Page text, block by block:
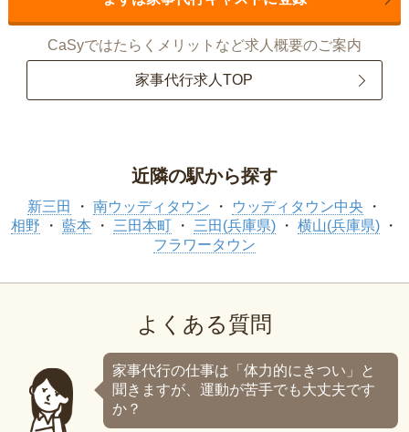
CaSyではたらくメリットなど求人概要のご案内
家事代行求人TOP
近隣の駅から探す
新三田 南ウッディタウン
ウッディタウン中央
相野
藍本 三田本町 三田(兵庫県)
横山(兵庫県)
フラワータウン
よくある質問
家事代行の仕事は「体力的にきつい」と
聞きますが、運動が苦手でも大丈夫です
か？